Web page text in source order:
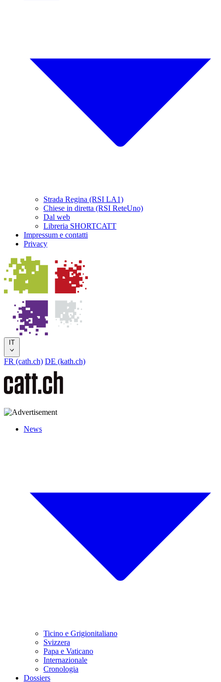
Strada Regina (RSI LA1)
Chiese in diretta (RSI ReteUno)
Dal web
Libreria SHORTCATT
Impressum e contatti
Privacy
IT
FR (cath.ch) DE (kath.ch)
News
Ticino e Grigionitaliano
Svizzera
Papa e Vaticano
Internazionale
Cronologia
Dossiers